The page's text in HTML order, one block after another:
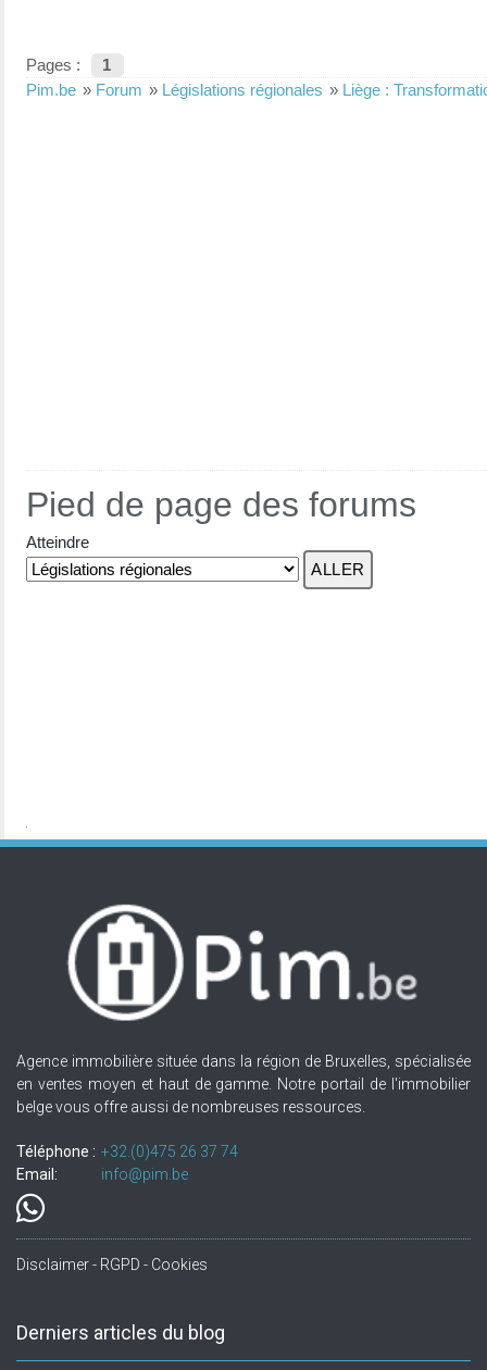
Pages :
1
Pim.be » Forum » Législations régionales » Liège :
Pied de page des forums
Atteindre
Agence immobilière située dans la région de Bruxelles, spécialisée
en ventes moyen et haut de gamme. Notre portail de l'immobilier
belge vous offre aussi de nombreuses ressources.
Téléphone : +32.(0)475 26 37 74
Email:
info@pim.be
Disclaimer - RGPD - Cookies
Derniers articles du blog